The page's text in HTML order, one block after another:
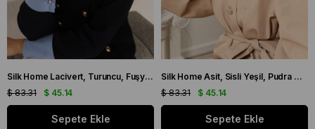
Silk Home Lacivert, Turuncu, Fuşya, Yeşil, Mavi Tivil İpek Eşarp IST 11408 - 12
$ 45.14
$ 83.31
Sepete Ekle
Silk Home Asit, Sisli Yeşil, Pudra Vizon, Antrasit Geometrik Desen Tivil İpek Eşarp IST 11432 - 19
$ 45.14
$ 83.31
Sepete Ekle